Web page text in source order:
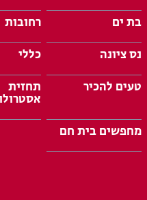
בת ים
רחובות
נס ציונה
כללי
טעים להכיר
תחזית
מחפשים בית חם